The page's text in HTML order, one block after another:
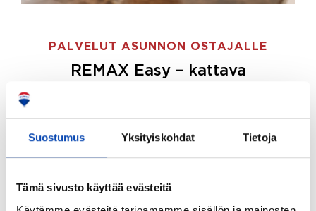
Suostumus Yksityiskohdat Tietoja
Tämä sivusto käyttää evästeitä
PALVELUT ASUNNON OSTAJALLE
REMAX Easy – kattava
ostajille.
Tee ostotoimeksianto ja etsimme juuri